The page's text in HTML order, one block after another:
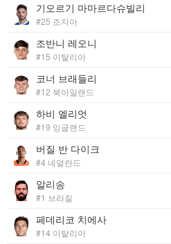
기오르기 마마르다슈빌리
#25 조지아
조반니 레오니
#15 이탈리아
코너 브래들리
#12 북아일랜드
하비 엘리엇
#19 잉글랜드
버질 반 다이크
#4 네덜란드
알리송
#1 브라질
페데리코 치에사
#14 이탈리아